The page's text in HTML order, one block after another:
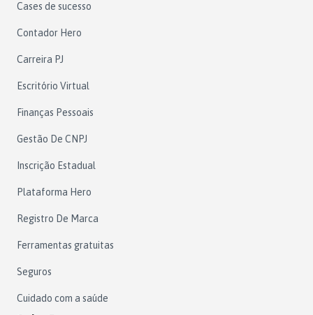
Cases de sucesso
Contador Hero
Carreira PJ
Escritório Virtual
Finanças Pessoais
Gestão De CNPJ
Inscrição Estadual
Plataforma Hero
Registro De Marca
Ferramentas gratuitas
Seguros
Cuidado com a saúde